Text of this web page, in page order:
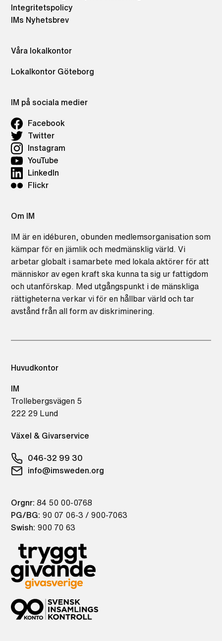
Integritetspolicy
IMs Nyhetsbrev
Våra lokalkontor
Lokalkontor Göteborg
IM på sociala medier
Facebook
Twitter
Instagram
YouTube
LinkedIn
Flickr
Om IM
IM är en idéburen, obunden medlemsorganisation som
kämpar för en jämlik och medmänsklig värld. Vi
arbetar globalt i samarbete med lokala aktörer för att
människor av egen kraft ska kunna ta sig ur fattigdom
och utanförskap. Med utgångspunkt i de mänskliga
rättigheterna verkar vi för en hållbar värld och tar
avstånd från all form av diskriminering.
Huvudkontor
IM
Trollebergsvägen 5
222 29 Lund
Växel & Givarservice
046-32 99 30
info@imsweden.org
Orgnr: 84 50 00-0768
PG/BG: 90 07 06-3 / 900-7063
Swish: 900 70 63